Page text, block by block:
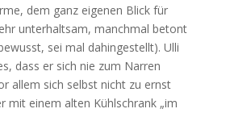
dem ganz eigenen Blick für
unterhaltsam, manchmal betont
sei mal dahingestellt). Ulli
dass er sich nie zum Narren
allem sich selbst nicht zu ernst
mit einem alten Kühlschrank „im